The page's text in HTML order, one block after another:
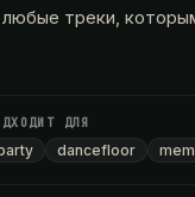
треки,
ДЛЯ
dancefloor